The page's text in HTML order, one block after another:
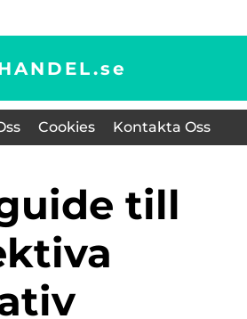
se
Cookies Kontakta Oss